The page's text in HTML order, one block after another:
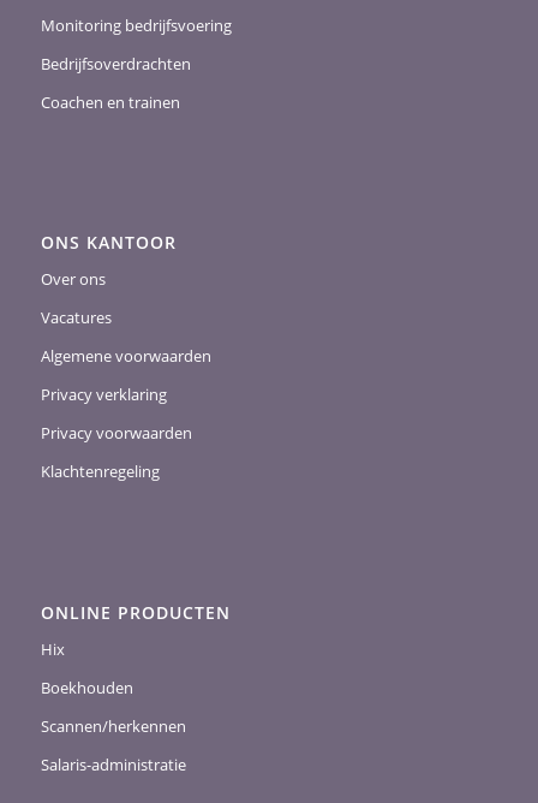
Monitoring bedrijfsvoering
Bedrijfsoverdrachten
Coachen en trainen
ONS KANTOOR
Over ons
Vacatures
Algemene voorwaarden
Privacy verklaring
Privacy voorwaarden
Klachtenregeling
ONLINE PRODUCTEN
Hix
Boekhouden
Scannen/herkennen
Salaris-administratie